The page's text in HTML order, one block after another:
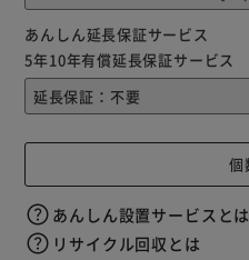
あんしん延長保証サービス
5年10年有償延長保証サービス
あんしん設置サービスとは
リサイクル回収とは